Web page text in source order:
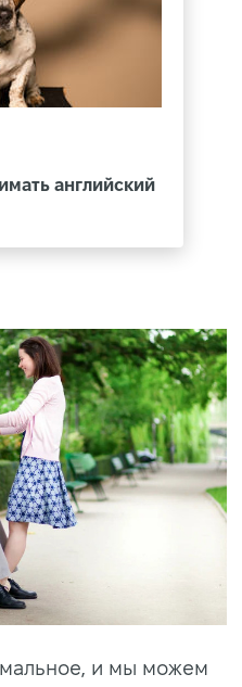
английский
и мы можем